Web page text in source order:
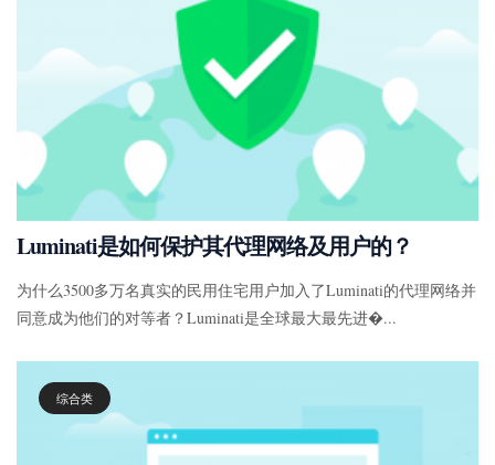
Luminati是如何保护其代理网络及用户的？
为什么3500多万名真实的民用住宅用户加入了Luminati的代理网络并
同意成为他们的对等者？Luminati是全球最大最先进�...
综合类